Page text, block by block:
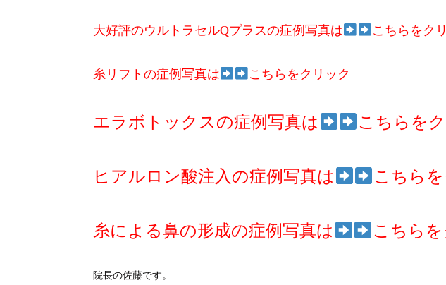
大好評のウルトラセルQプラスの症例写真は こち らをク
糸リフトの症例写真は こちらをクリック
エラボトックスの症例写真は こちらを
ヒアルロン酸注入の症例写真は こちら
糸による鼻の形成の症例写真は こちら
院長の佐藤です。